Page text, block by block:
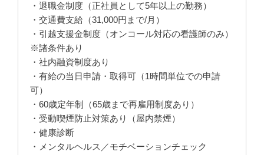
・退職金制度（正社員として5年以上の勤務）
・交通費支給（31,000円まで/月）
・引越支援金制度（オンコール対応の看護師のみ）
※諸条件あり
・社内融資制度あり
・有給の当日申請・取得可（1時間単位での申請
可）
・60歳定年制（65歳まで再雇用制度あり）
・受動喫煙防止対策あり（屋内禁煙）
・健康診断
・メンタルヘルス／モチベーションチェック